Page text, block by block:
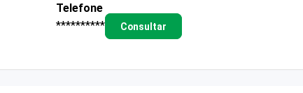
Telefone
**********
Consultar